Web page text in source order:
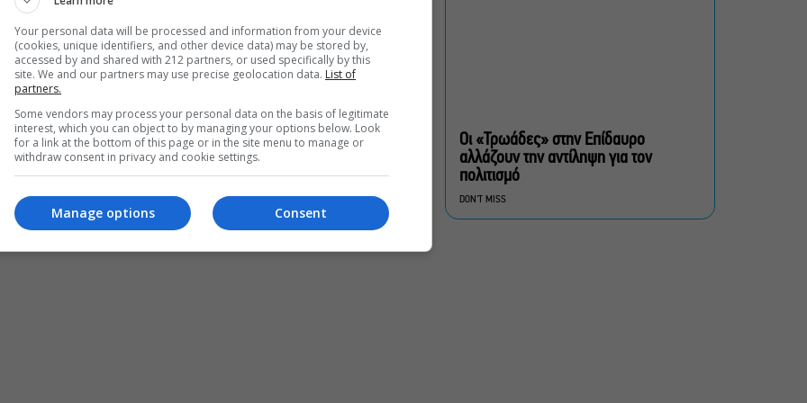
Τύπου για την παρουσίαση του νέου
και τη συνεισφορά του στα δυο σωματεία.
τηςCitiστην Ελλάδα,τόνισε «τη σημασία του
συνθήκες, διότι τότε υπάρχει μεγαλύτερη
της θέση στην αγορά των καρτών για την υποστήριξη
αναπηρία που δίνουν καθημερινά μαθήματα
«Μια Γυναίκα» στον
Alpha: Μια μοναδική
ιστορία αγάπης γράφεται
Οι «Τρωάδες» στην Επίδαυρο
αλλάζουν την αντίληψη για τον
πολιτισμό
DON'T MISS
Your personal data will be processed and information from your device
(cookies, unique identifiers, and other device data) may be stored by,
accessed by and shared with 212 partners, or used specifically by this
site. We and our partners may use precise geolocation data. List of
partners.
Some vendors may process your personal data on the basis of legitimate
interest, which you can object to by managing your options below. Look
for a link at the bottom of this page or in the site menu to manage or
withdraw consent in privacy and cookie settings.
Consent
Manage options